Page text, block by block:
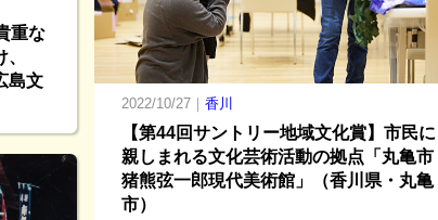
重な
島文
2022/10/27｜ 香川
【第44回サントリー地域文化賞】市民に
親しまれる文化芸術活動の拠点「丸亀市
猪熊弦一郎現代美術館」（香川県・丸亀
市）